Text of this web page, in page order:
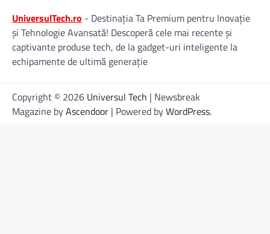
UniversulTech.ro - Destinația Ta Premium pentru Inovație
și Tehnologie Avansată! Descoperă cele mai recente și
captivante produse tech, de la gadget-uri inteligente la
echipamente de ultimă generație
Copyright © 2026 Universul Tech | Newsbreak
Magazine byAscendoor | Powered byWordPress.